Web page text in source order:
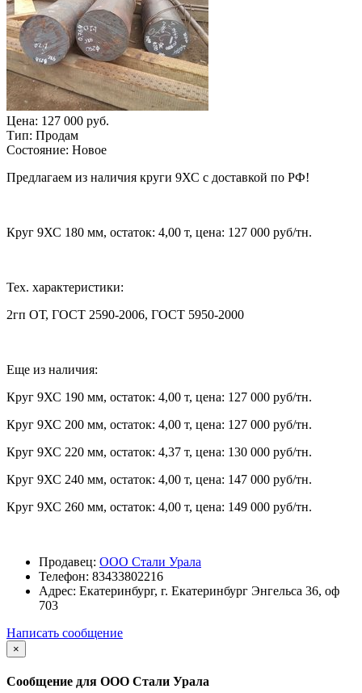
Цена: 127 000 руб.
Тип: Продам
Состояние: Новое
Предлагаем из наличия круги 9ХС с доставкой по РФ!
Круг 9ХС 180 мм, остаток: 4,00 т, цена: 127 000 руб/тн.
Тех. характеристики:
2гп ОТ, ГОСТ 2590-2006, ГОСТ 5950-2000
Еще из наличия:
Круг 9ХС 190 мм, остаток: 4,00 т, цена: 127 000 руб/тн.
Круг 9ХС 200 мм, остаток: 4,00 т, цена: 127 000 руб/тн.
Круг 9ХС 220 мм, остаток: 4,37 т, цена: 130 000 руб/тн.
Круг 9ХС 240 мм, остаток: 4,00 т, цена: 147 000 руб/тн.
Круг 9ХС 260 мм, остаток: 4,00 т, цена: 149 000 руб/тн.
Продавец: ООО Стали Урала
Телефон: 83433802216
Адрес: Екатеринбург, г. Екатеринбург Энгельса 36, оф
703
Написать сообщение
×
Сообщение для ООО Стали Урала